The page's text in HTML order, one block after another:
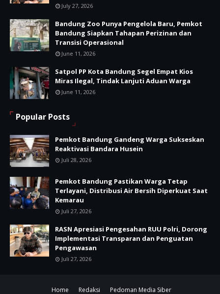
July 27, 2026
Bandung Zoo Punya Pengelola Baru, Pemkot
Bandung Siapkan Tahapan Perizinan dan
Transisi Operasional
June 11, 2026
Satpol PP Kota Bandung Segel Empat Kios
Miras Ilegal, Tindak Lanjuti Aduan Warga
June 11, 2026
Popular Posts
Pemkot Bandung Gandeng Warga Sukseskan
Reaktivasi Bandara Husein
Juli 28, 2026
Pemkot Bandung Pastikan Warga Tetap
Terlayani, Distribusi Air Bersih Diperkuat Saat
Kemarau
Juli 27, 2026
RASN Apresiasi Pengesahan RUU Polri, Dorong
Implementasi Transparan dan Penguatan
Pengawasan
Juli 27, 2026
Home Redaksi Pedoman Media Siber